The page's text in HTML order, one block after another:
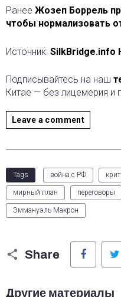
Ранее Жозеп Боррель
чтобы нормализовать
Источник: SilkBridge.info
Подписывайтесь на наш
Китае — без лицемерия и
Leave a comment
Tags война с РФ
мирный план переговоры
Эммануэль Макрон
Share
Другие материалы